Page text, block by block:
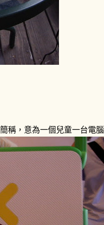
，意為一個兒童一台電